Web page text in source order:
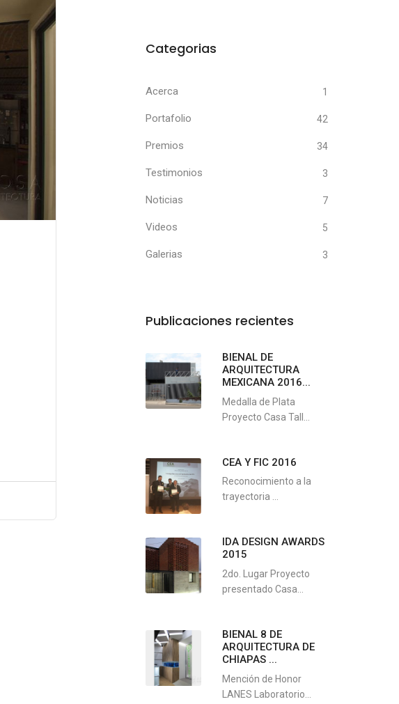
Categorias
Acerca 1
Portafolio 42
Premios 34
Testimonios 3
Noticias 7
Videos 5
Galerias 3
Publicaciones recientes
BIENAL DE
ARQUITECTURA
MEXICANA 2016...
Medalla de Plata
Proyecto Casa Tall...
CEA Y FIC 2016
Reconocimiento a la
trayectoria ...
IDA DESIGN AWARDS
2015
2do. Lugar Proyecto
presentado Casa...
BIENAL 8 DE
ARQUITECTURA DE
CHIAPAS ...
Mención de Honor
LANES Laboratorio...